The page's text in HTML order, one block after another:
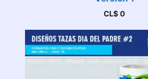
CL$ 0